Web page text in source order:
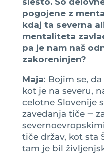
pogojene z
kdaj ta severna
mentaliteta
pa je nam naš
zakoreninjen?
Maja: Bojim se,
kot je na severu,
celotne Slovenije
zavedanja tiče ‒
tiče držav, kot sta
tam je bil